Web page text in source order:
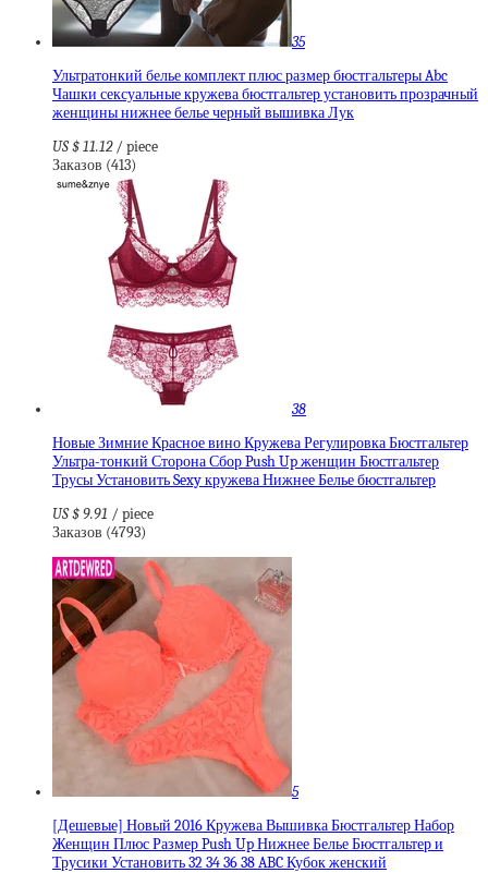
35
Ультратонкий белье комплект плюс размер бюстгальтеры Abc
Чашки сексуальные кружева бюстгальтер установить прозрачный
женщины нижнее белье черный вышивка Лук
US $ 11.12 / piece
Заказов (413)
38
Новые Зимние Красное вино Кружева Регулировка Бюстгальтер
Ультра-тонкий Сторона Сбор Push Up женщин Бюстгальтер
Трусы Установить Sexy кружева Нижнее Белье бюстгальтер
US $ 9.91 / piece
Заказов (4793)
5
[Дешевые] Новый 2016 Кружева Вышивка Бюстгальтер Набор
Женщин Плюс Размер Push Up Нижнее Белье Бюстгальтер и
Трусики Установить 32 34 36 38 ABC Кубок женский